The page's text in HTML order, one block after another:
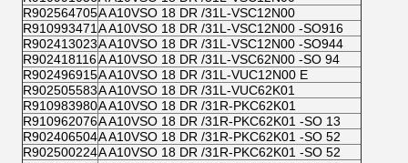
R902564705A A10VSO 18 DR /31L-VSC12N00
R910993471 A A10VSO 18 DR /31L-VSC12N00 -SO916
R902413023A A10VSO 18 DR /31L-VSC12N00 -SO944
R902418116A A10VSO 18 DR /31L-VSC62N00 -SO 94
R902496915A A10VSO 18 DR /31L-VUC12N00 E
R902505583A A10VSO 18 DR /31L-VUC62K01
R910983980A A10VSO 18 DR /31R-PKC62K01
R910962076A A10VSO 18 DR /31R-PKC62K01 -SO 13
R902406504A A10VSO 18 DR /31R-PKC62K01 -SO 52
R902500224A A10VSO 18 DR /31R-PKC62K01 -SO 52